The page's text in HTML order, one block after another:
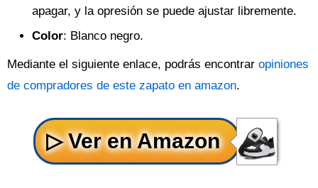
apagar, y la opresión se puede ajustar libremente.
Color: Blanco negro.
Mediante el siguiente enlace, podrás encontrar opiniones
de compradores de este zapato en amazon.